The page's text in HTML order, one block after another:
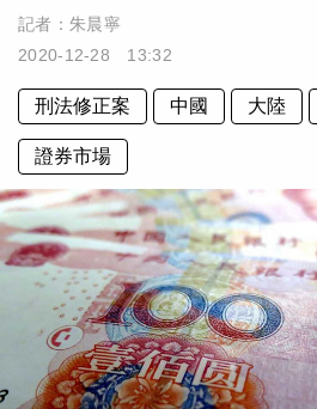
記者： 朱晨寧
2020-12-28 13:32
刑法修正案 中國 大陸
證券市場